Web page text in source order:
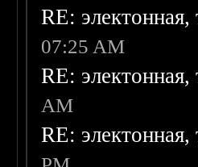
RE:
07:25 AM
RE:
AM
RE: